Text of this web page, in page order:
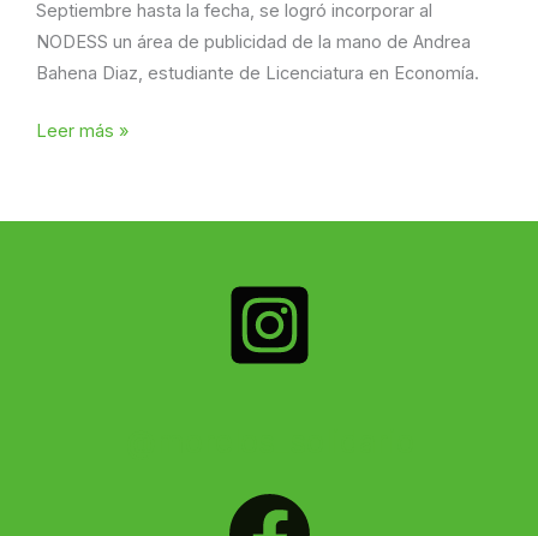
logo
del
AIC
Septiembre hasta la fecha, se logró incorporar al
NODESS un área de publicidad de la mano de Andrea
Bahena Diaz, estudiante de Licenciatura en Economía.
Ampliamos
Ya
Leer más »